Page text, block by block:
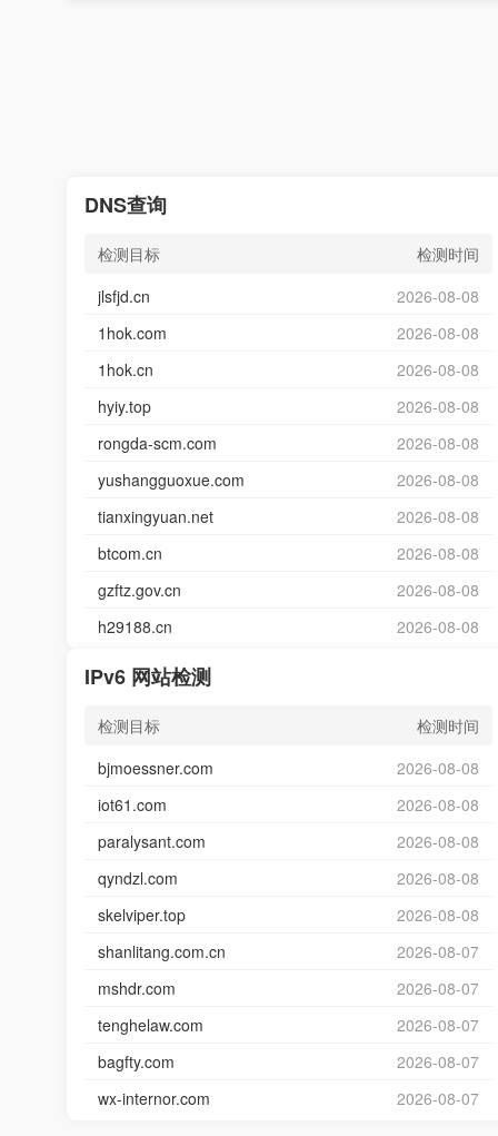
DNS查询
检测目标
检测时间
jlsfjd.cn
2026-08-08
1hok.com
2026-08-08
1hok.cn
2026-08-08
hyiy.top
2026-08-08
rongda-scm.com
2026-08-08
yushangguoxue.com
2026-08-08
tianxingyuan.net
2026-08-08
btcom.cn
2026-08-08
gzftz.gov.cn
2026-08-08
h29188.cn
2026-08-08
IPv6 网站检测
检测目标
检测时间
bjmoessner.com
2026-08-08
iot61.com
2026-08-08
paralysant.com
2026-08-08
qyndzl.com
2026-08-08
skelviper.top
2026-08-08
shanlitang.com.cn
2026-08-07
mshdr.com
2026-08-07
tenghelaw.com
2026-08-07
bagfty.com
2026-08-07
wx-internor.com
2026-08-07